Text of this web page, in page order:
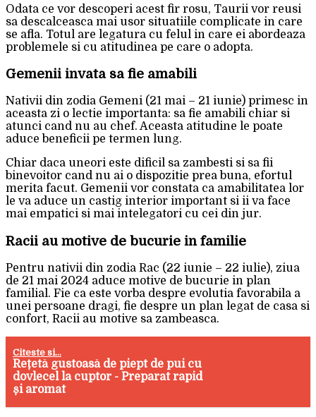
Odata ce vor descoperi acest fir rosu, Taurii vor reusi
sa descalceasca mai usor situatiile complicate in care
se afla. Totul are legatura cu felul in care ei abordeaza
problemele si cu atitudinea pe care o adopta.
Gemenii invata sa fie amabili
Nativii din zodia Gemeni (21 mai – 21 iunie) primesc in
aceasta zi o lectie importanta: sa fie amabili chiar si
atunci cand nu au chef. Aceasta atitudine le poate
aduce beneficii pe termen lung.
Chiar daca uneori este dificil sa zambesti si sa fii
binevoitor cand nu ai o dispozitie prea buna, efortul
merita facut. Gemenii vor constata ca amabilitatea lor
le va aduce un castig interior important si ii va face
mai empatici si mai intelegatori cu cei din jur.
Racii au motive de bucurie in familie
Pentru nativii din zodia Rac (22 iunie – 22 iulie), ziua
de 21 mai 2024 aduce motive de bucurie in plan
familial. Fie ca este vorba despre evolutia favorabila a
unei persoane dragi, fie despre un plan legat de casa si
confort, Racii au motive sa zambeasca.
Citeste si...
Rețetă gustoasă de piept de pui cu
dovlecel la cuptor - Preparat rapid
și aromat